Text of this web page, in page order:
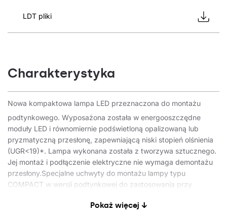
LDT pliki
Charakterystyka
Nowa kompaktowa lampa LED przeznaczona do montażu
podtynkowego. Wyposażona została w energooszczędne
moduły LED i równomiernie podświetloną opalizowaną lub
pryzmatyczną przesłonę, zapewniającą niski stopień olśnienia
(UGR<19)*. Lampa wykonana została z tworzywa sztucznego.
Jej montaż i podłączenie elektryczne nie wymaga demontażu
przesłony.Specjalne uchwyty do montażu lampy typu
COMPACT w wersji podtynkowej do zastosowania przy
mocowanie przy zachowaniu dystansu pomiędzy sufitem a
Pokaż więcej ↓